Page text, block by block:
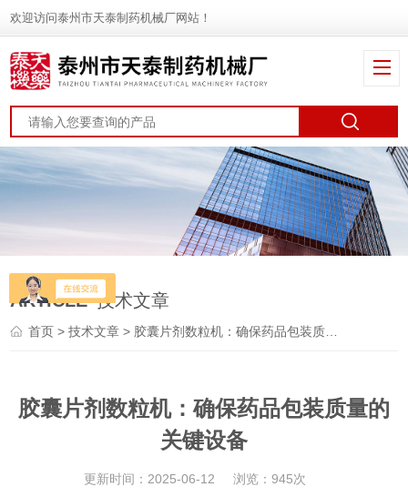
欢迎访问泰州市天泰制药机械厂网站！
ARTICLE 技术文章
首页 >技术文章 > 胶囊片剂数粒机：确保药品包装质量的关键设备
胶囊片剂数粒机：确保药品包装质量的
关键设备
更新时间：2025-06-12 浏览：945次